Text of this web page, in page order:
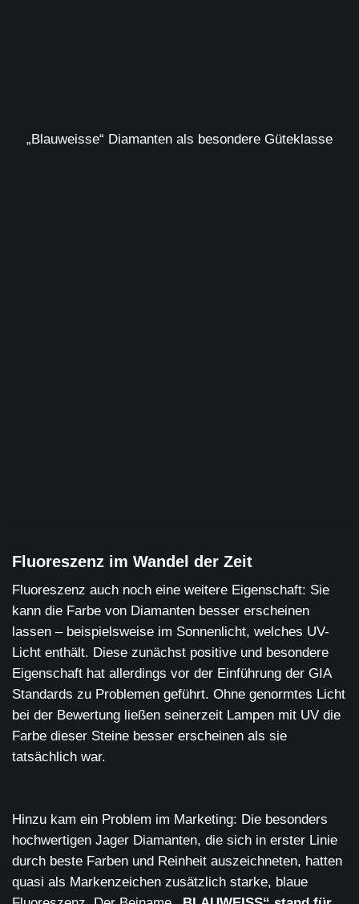
„Blauweisse“ Diamanten als besondere Güteklasse
Fluoreszenz im Wandel der Zeit
Fluoreszenz auch noch eine weitere Eigenschaft: Sie
kann die Farbe von Diamanten besser erscheinen
lassen – beispielsweise im Sonnenlicht, welches UV-
Licht enthält. Diese zunächst positive und besondere
Eigenschaft hat allerdings vor der Einführung der GIA
Standards zu Problemen geführt. Ohne genormtes Licht
bei der Bewertung ließen seinerzeit Lampen mit UV die
Farbe dieser Steine besser erscheinen als sie
tatsächlich war.
Hinzu kam ein Problem im Marketing: Die besonders
hochwertigen Jager Diamanten, die sich in erster Linie
durch beste Farben und Reinheit auszeichneten, hatten
quasi als Markenzeichen zusätzlich starke, blaue